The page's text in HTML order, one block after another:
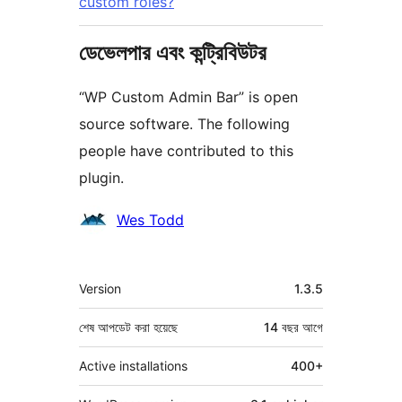
ডেভেলপার এবং কন্ট্রিবিউটর
“WP Custom Admin Bar” is open
source software. The following
people have contributed to this
plugin.
কন্ট্রিবিউটরWes Todd
মেটা
Version 1.3.5
শেষ আপডেট করা হয়েছে 14 বছর আগে
Active installations 400+